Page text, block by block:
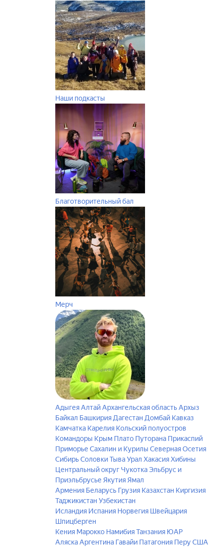
Наши подкасты
Благотворительный бал
Мерч
АдыгеяАлтайАрхангельская областьАрхыз
Байкал Башкирия Дагестан Домбай Кавказ
Камчатка Карелия Кольский полуостров
Командоры Крым Плато Путорана Прикаспий
Приморье Сахалин и Курилы Северная Осетия
СибирьСоловкиТываУрал ХакасияХибины
Центральный округ ЧукоткаЭльбрус и
Приэльбрусье Якутия Ямал
Армения Беларусь Грузия Казахстан Киргизия
Таджикистан Узбекистан
Исландия Испания Норвегия Швейцария
Шпицберген
Кения Марокко НамибияТанзания ЮАР
АляскаАргентина Гавайи Патагония Перу США